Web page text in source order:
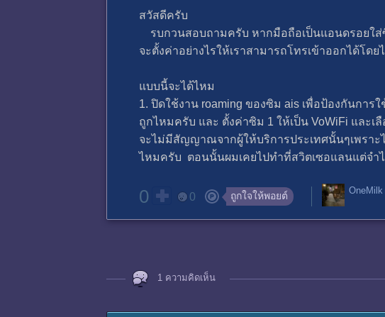
สวัสดีครับ
รบกวนสอบถามครับ หากมือถือเป็นแอนดรอยใส่
จะตั้งค่าอย่างไรให้เราสามารถโทรเข้าออกได้โด
แบบนี้จะได้ไหม
1. ปิดใช้งาน roaming ของซิม ais เพื่อป้องกันกา
ถูกไหมครับ และ ตั้งค่าซิม 1 ให้เป็น VoWiFi และ
จะไม่มีสัญญาณจากผู้ให้บริการประเทศนั้นๆเพราะ
ไหมครับ ตอนนั้นผมเคยไปทำที่สวิตเซอแลนแต่จำ
0 0 ถูกใจให้พอยต์ OneMilk
1 ความคิดเห็น